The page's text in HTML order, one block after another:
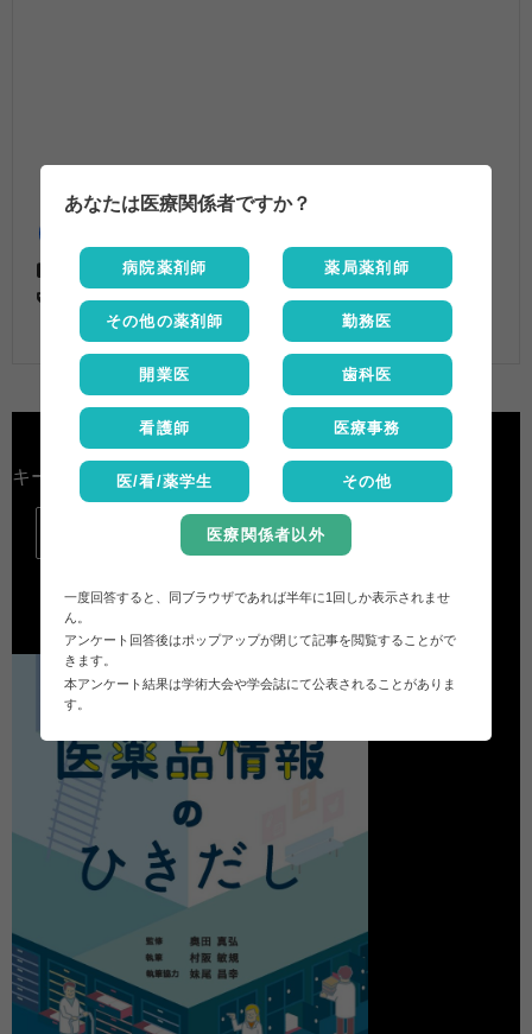
医薬品情報Q&A
アジャストAコーワ,ピコスルファート
キーワード検索

あなたは医療関係者ですか？
病院薬剤師 薬局薬剤師
その他の薬剤師 勤務医
開業医 歯科医
看護師 医療事務
医/看/薬学生 その他
医療関係者以外
一度回答すると、同ブラウザであれば半年に1回しか表示されませ
ん。
アンケート回答後はポップアップが閉じて記事を閲覧することがで
きます。
本アンケート結果は学術大会や学会誌にて公表されることがありま
す。